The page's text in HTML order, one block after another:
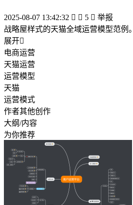
2025-08-07 13:42:32   5  举报
战略屋样式的天猫全域运营模型范例。
展开
电商运营
天猫运营
运营模型
天猫
运营模式
作者其他创作
大纲/内容
为你推荐